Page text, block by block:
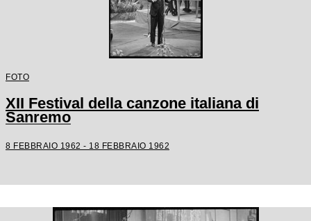
FOTO
XII Festival della canzone italiana di
Sanremo
8 FEBBRAIO 1962 - 18 FEBBRAIO 1962